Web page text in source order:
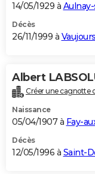
14/05/1929 à
Décès
26/11/1999 à Vaujours
Albert
Créer une cagnotte
Naissance
05/04/1907 à Fay-
Décès
12/05/1996 à Saint-